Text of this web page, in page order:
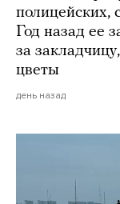
полицейских,
Год назад ее
за
цветы
день назад